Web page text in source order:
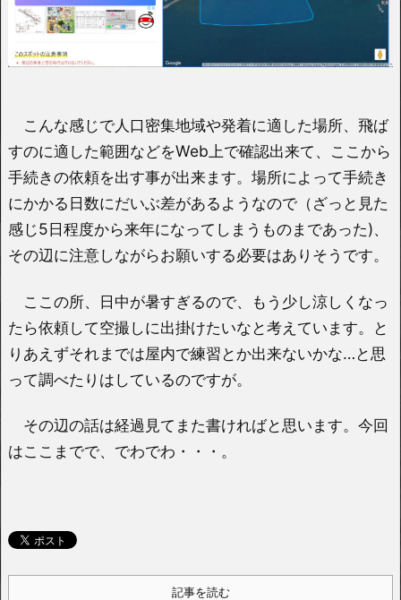
こんな感じで人口密集地域や発着に適した場所、飛ば
すのに適した範囲などをWeb上で確認出来て、ここから
手続きの依頼を出す事が出来ます。場所によって手続き
にかかる日数にだいぶ差があるようなので（ざっと見た
感じ5日程度から来年になってしまうものまであった)、
その辺に注意しながらお願いする必要はありそうです。
ここの所、日中が暑すぎるので、もう少し涼しくなっ
たら依頼して空撮しに出掛けたいなと考えています。と
りあえずそれまでは屋内で練習とか出来ないかな…と思
って調べたりはしているのですが。
その辺の話は経過見てまた書ければと思います。今回
はここまでで、でわでわ・・・。
記事を読む